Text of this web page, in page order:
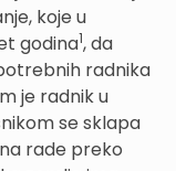
koje u
godina1, da
radnika
je radnik u
se sklapa
rade preko